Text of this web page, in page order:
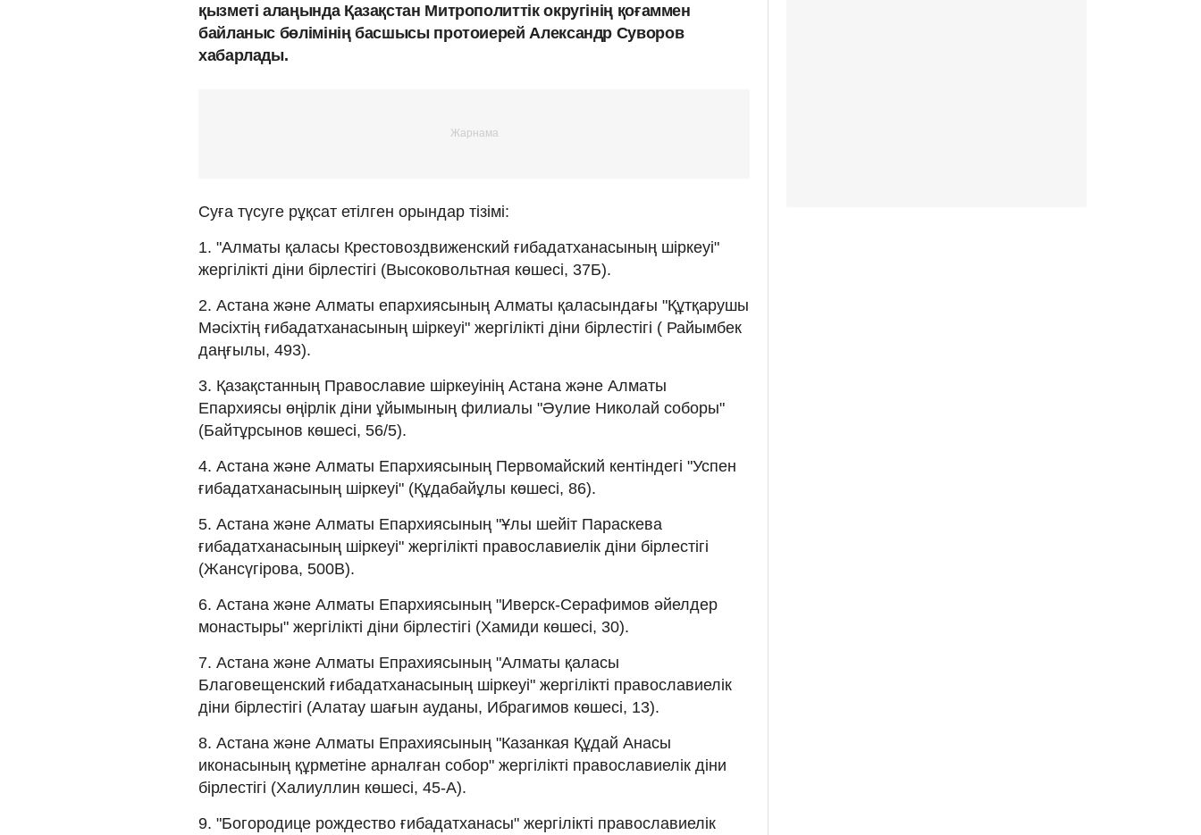
қызметі алаңында Қазақстан Митрополиттік округінің қоғаммен
байланыс бөлімінің басшысы протоиерей Александр Суворов
хабарлады.
Суға түсуге рұқсат етілген орындар тізімі:
1. "Алматы қаласы Крестовоздвиженский ғибадатханасының шіркеуі"
жергілікті діни бірлестігі (Высоковольтная көшесі, 37Б).
2. Астана және Алматы епархиясының Алматы қаласындағы "Құтқарушы
Мәсіхтің ғибадатханасының шіркеуі" жергілікті діни бірлестігі ( Райымбек
даңғылы, 493).
3. Қазақстанның Православие шіркеуінің Астана және Алматы
Епархиясы өңірлік діни ұйымының филиалы "Әулие Николай соборы"
(Байтұрсынов көшесі, 56/5).
4. Астана және Алматы Епархиясының Первомайский кентіндегі "Успен
ғибадатханасының шіркеуі" (Құдабайұлы көшесі, 86).
5. Астана және Алматы Епархиясының "Ұлы шейіт Параскева
ғибадатханасының шіркеуі" жергілікті православиелік діни бірлестігі
(Жансүгірова, 500В).
6. Астана және Алматы Епархиясының "Иверск-Серафимов әйелдер
монастыры" жергілікті діни бірлестігі (Хамиди көшесі, 30).
7. Астана және Алматы Епрахиясының "Алматы қаласы
Благовещенский ғибадатханасының шіркеуі" жергілікті православиелік
діни бірлестігі (Алатау шағын ауданы, Ибрагимов көшесі, 13).
8. Астана және Алматы Епрахиясының "Казанкая Құдай Анасы
иконасының құрметіне арналған собор" жергілікті православиелік діни
бірлестігі (Халиуллин көшесі, 45-А).
9. "Богородице рождество ғибадатханасы" жергілікті православиелік